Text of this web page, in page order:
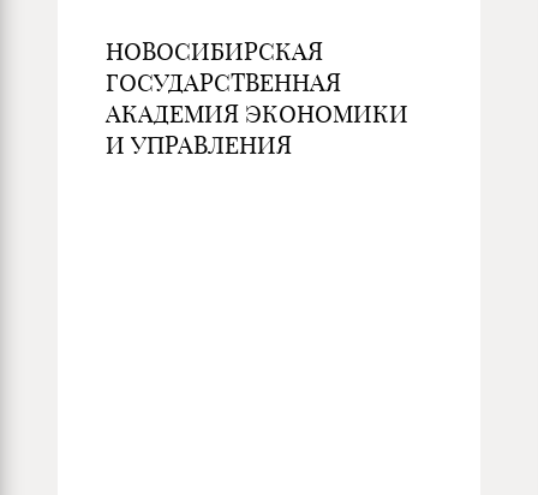
НОВОСИБИРСКАЯ
ГОСУДАРСТВЕННАЯ
АКАДЕМИЯ ЭКОНОМИКИ
И УПРАВЛЕНИЯ